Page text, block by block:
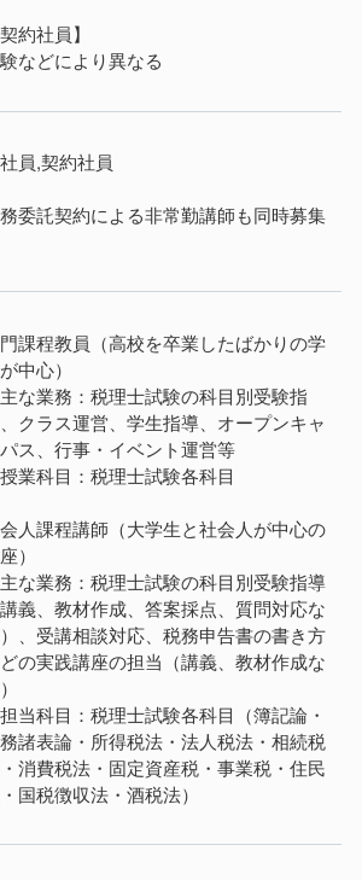
契約社員】
などにより異なる
員,契約社員
委託契約による非常勤講師も同時募集
課程教員（高校を卒業したばかりの学
中心）
な業務：税理士試験の科目別受験指
クラス運営、学生指導、オープンキャ
ス、行事・イベント運営等
業科目：税理士試験各科目
人課程講師（大学生と社会人が中心の
）
な業務：税理士試験の科目別受験指導
講義、教材作成、答案採点、質問対応な
、受講相談対応、税務申告書の書き方
の実践講座の担当（講義、教材作成な
当科目：税理士試験各科目（簿記論・
諸表論・所得税法・法人税法・相続税
消費税法・固定資産税・事業税・住民
国税徴収法・酒税法）